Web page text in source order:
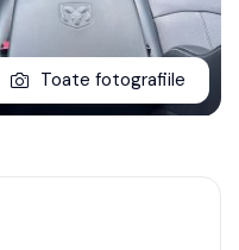
Toate fotografiile